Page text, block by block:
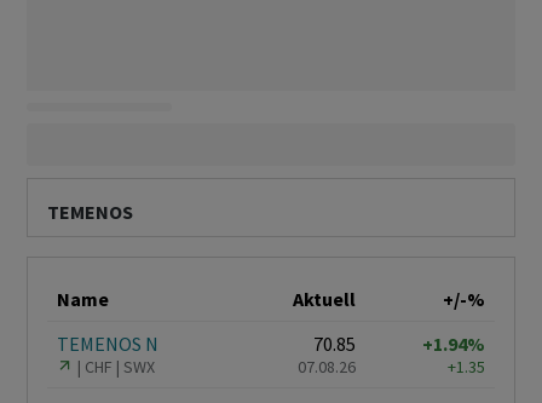
TEMENOS
Name Aktuell
+/-%
TEMENOS N
CHF SWX
70.85
07.08.26
+1.94%
+1.35